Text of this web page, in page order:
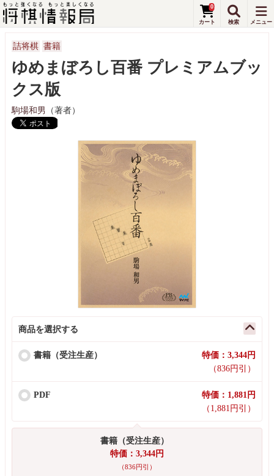
0
詰将棋 書籍
ゆめまぼろし百番 プレミアムブッ
クス版
駒場和男 （著者）
商品を選択する
書籍（受注生産）
特価：3,344円
（836円引）
PDF
特価：1,881円
（1,881円引）
書籍（受注生産）
特価：3,344円
（836円引）